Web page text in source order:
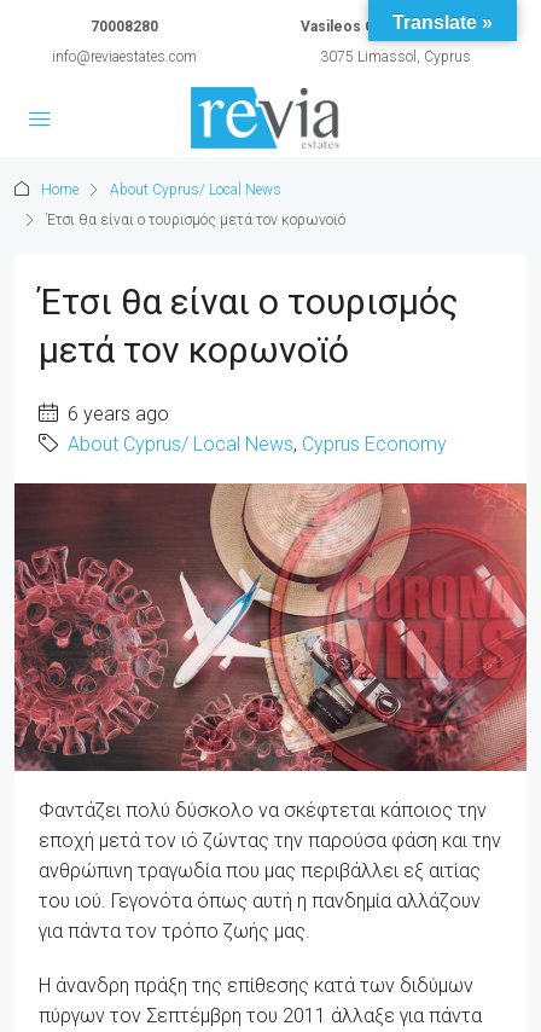
70008280
info@reviaestates.com
Vasileos Constantinou 54A
3075 Limassol, Cyprus
Home
About Cyprus/ Local News
Έτσι θα είναι ο τουρισμός μετά τον κορωνοϊό
Έτσι θα είναι ο τουρισμός
μετά τον κορωνοϊό
6 years ago
About Cyprus/ Local News, Cyprus Economy
Φαντάζει πολύ δύσκολο να σκέφτεται κάποιος την
εποχή μετά τον ιό ζώντας την παρούσα φάση και την
ανθρώπινη τραγωδία που μας περιβάλλει εξ αιτίας
του ιού. Γεγονότα όπως αυτή η πανδημία αλλάζουν
για πάντα τον τρόπο ζωής μας.
Η άνανδρη πράξη της επίθεσης κατά των διδύμων
πύργων τον Σεπτέμβρη του 2011 άλλαξε για πάντα
Translate »